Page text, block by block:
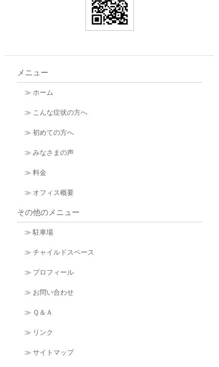
メニュー
≫ ホーム
≫ こんな症状の方へ
≫ 初めての方へ
≫ みなさまの声
≫ 料金
≫ オフィス概要
その他のメニュー
≫ 駐車場
≫ チャイルドスペース
≫ プロフィール
≫ お問い合わせ
≫ Ｑ＆Ａ
≫ リンク
≫ サイトマップ